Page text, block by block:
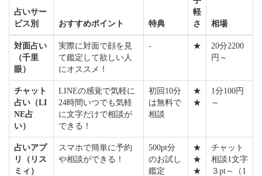
占いサー
ビス別
おすすめポイント 特典
軽
さ
相場
対面占い
（千里
眼）
実際に対面で顔を見
て鑑定して欲しい人
にオススメ！
- ★
20分2200
円～
チャット
占い（LI
NE占
い）
LINEの感覚で気軽に
24時間いつでも気軽
に文字だけで相談が
できる！
初回10分
は無料で
相談
★
★
1分100円
～
占いアプ
リ（リス
ミィ）
スマホで簡単に予約
や相談ができる！
500pt分
のお試し
鑑定
★
★
★
チャット
相談1文字
３pt～（1